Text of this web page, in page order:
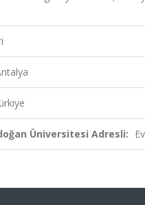
Üniversitesi Adresli: